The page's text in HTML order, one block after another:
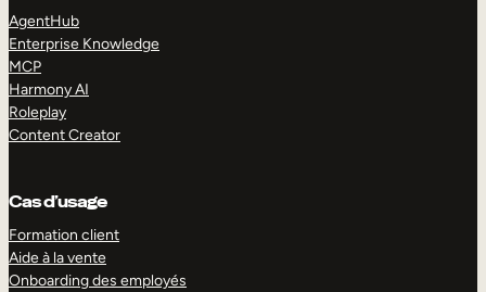
AgentHub
Enterprise Knowledge
MCP
Harmony AI
Roleplay
Content Creator
Cas d’usage
Formation client
Aide à la vente
Onboarding des employés